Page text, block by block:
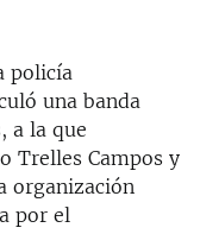
policía
una banda
a la que
Trelles Campos y
organización
por el